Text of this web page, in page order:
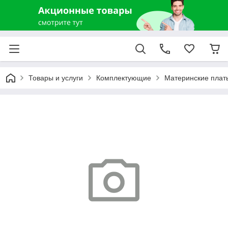
Товары и услуги Комплектующие Материнские